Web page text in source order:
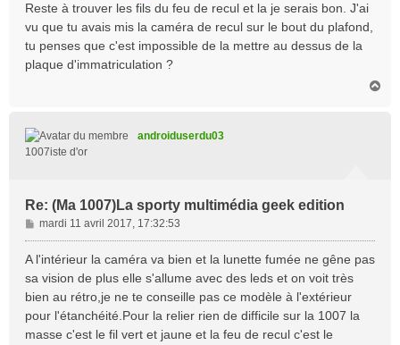
Reste à trouver les fils du feu de recul et la je serais bon. J'ai
vu que tu avais mis la caméra de recul sur le bout du plafond,
tu penses que c'est impossible de la mettre au dessus de la
plaque d'immatriculation ?
androiduserdu03
1007iste d'or
Re: (Ma 1007)La sporty multimédia geek edition
M
e
s
g
e
mardi 11 avril 2017, 17:32:53
A l'intérieur la caméra va bien et la lunette fumée ne gêne pas
sa vision de plus elle s'allume avec des leds et on voit très
bien au rétro,je ne te conseille pas ce modèle à l'extérieur
pour l'étanchéité.Pour la relier rien de difficile sur la 1007 la
masse c'est le fil vert et jaune et la feu de recul c'est le